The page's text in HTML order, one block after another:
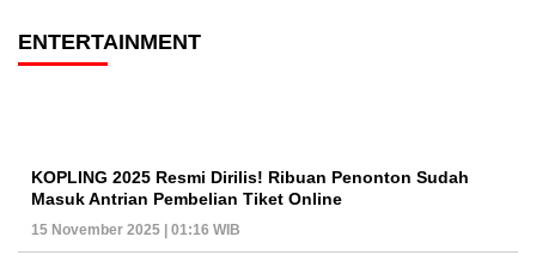
ENTERTAINMENT
KOPLING 2025 Resmi Dirilis! Ribuan Penonton Sudah
Masuk Antrian Pembelian Tiket Online
15 November 2025 | 01:16 WIB